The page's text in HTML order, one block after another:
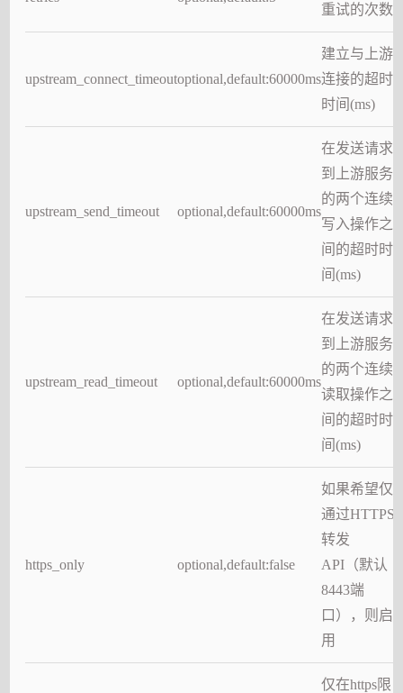
重试的次数
upstream_connect_timeoutoptional,default:60000ms
建立与上游
连接的超时
时间(ms)
upstream_send_timeout optional,default:60000ms
在发送请求
到上游服务
的两个连续
写入操作之
间的超时时
间(ms)
upstream_read_timeout optional,default:60000ms
在发送请求
到上游服务
的两个连续
读取操作之
间的超时时
间(ms)
https_only optional,default:false
如果希望仅
通过HTTPS
转发
API（默认
8443端
口），则启
用
仅在https限